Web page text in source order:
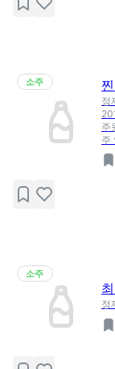
소주
정
주
주
소주
정